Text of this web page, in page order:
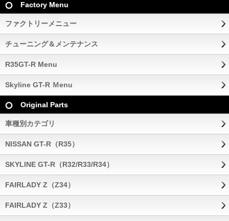
Factory Menu
ファクトリーメニュー
チューニング＆メンテナンス
R35GT-R Menu
Skyline GT-R Ｍenu
Original Parts
車種別カテゴリ
NISSAN GT-R（R35）
SKYLINE GT-R（R32/R33/R34）
FAIRLADY Z（Z34）
FAIRLADY Z（Z33）